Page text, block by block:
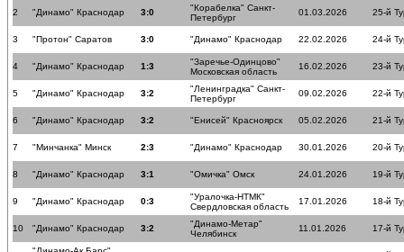
2 "Динамо" Краснодар 3:0
"Корабелка" Санкт-
Петербург
01.03.2026 25-й
3 "Протон" Саратов 3:0 "Динамо" Краснодар 22.02.2026 24-й
4 "Динамо" Краснодар 1:3
"Заречье-Одинцово"
Московская область
16.02.2026 23-й
5 "Динамо" Краснодар 3:2
"Ленинградка" Санкт-
Петербург
09.02.2026 22-й
6 "Динамо" Краснодар 3:2 "Енисей" Красноярск 05.02.2026 21-й
7 "Минчанка" Минск 2:3 "Динамо" Краснодар 30.01.2026 20-й
8 "Динамо" Краснодар 3:1 "Омичка" Омск 24.01.2026 19-й
9 "Динамо" Краснодар 0:3
"Уралочка-НТМК"
Свердловская область
17.01.2026 18-й
10 "Динамо" Краснодар 3:2
"Динамо-Метар"
Челябинск
11.01.2026 17-й